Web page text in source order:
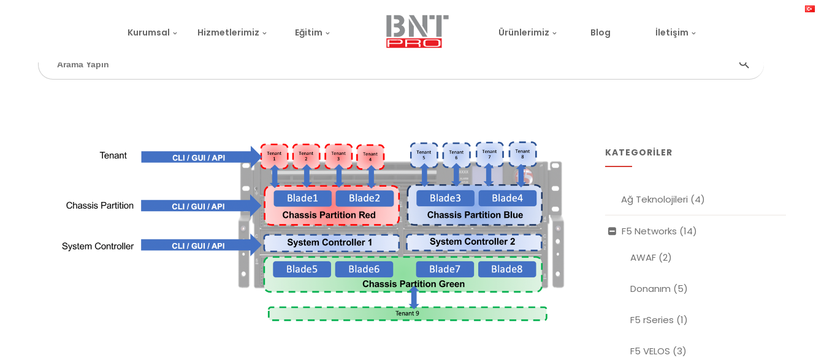
Kurumsal Hizmetlerimiz Eğitim Ürünlerimiz Blog İletişim
for:
KATEGORILER
Ağ Teknolojileri (4)
F5 Networks (14)
AWAF (2)
Donanım (5)
F5 rSeries (1)
F5 VELOS (3)